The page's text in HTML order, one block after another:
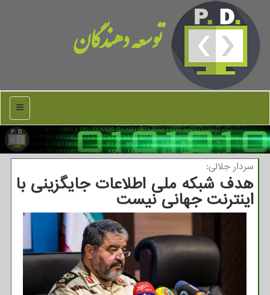
توسعه دهندگان
منو
سردار جلالی:
هدف شبكه ملی اطلاعات جایگزینی با
اینترنت جهانی نیست